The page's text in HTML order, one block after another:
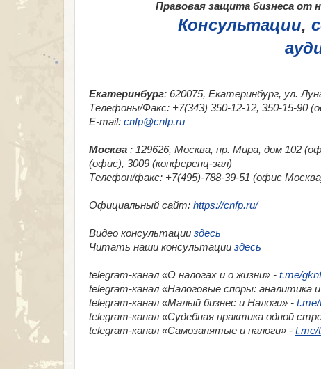
Правовая защита бизнеса от
Консультации,
Екатеринбург: 620075, Екатеринбург, ул.
Телефоны/Факс: +7(343) 350-12-12, 350-15-90
E-mail: cnfp@cnfp.ru
Москва : 129626, Москва, пр. Мира, дом 102
(офис), 3009 (конференц-зал)
Телефон/факс: +7(495)-788-39-51 (офис
Официальный сайт: https://cnfp.ru/
Видео консультации здесь
Читать наши консультации здесь
telegram-канал «О налогах и о жизни» - t.me/
telegram-канал «Налоговые споры: аналитика
telegram-канал «Малый бизнес и Налоги» -
telegram-канал «​Судебная практика одной
telegram-канал «​Самозанятые и налоги» - t.me/